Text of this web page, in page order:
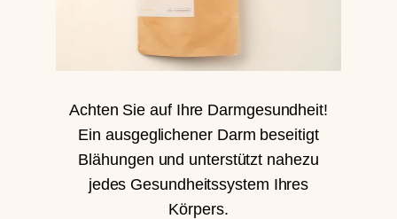
Achten Sie auf Ihre Darmgesundheit!
Ein ausgeglichener Darm beseitigt
Blähungen und unterstützt nahezu
jedes Gesundheitssystem Ihres
Körpers.